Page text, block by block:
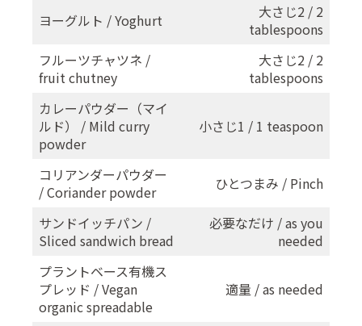
ヨーグルト / Yoghurt
大さじ2 / 2
tablespoons
フルーツチャツネ /
fruit chutney
大さじ2 / 2
tablespoons
カレーパウダー（マイ
ルド） / Mild curry
powder
小さじ1 / 1 teaspoon
コリアンダーパウダー
/ Coriander powder
ひとつまみ / Pinch
サンドイッチパン /
Sliced sandwich bread
必要なだけ / as you
needed
プラントベース有機ス
プレッド / Vegan
organic spreadable
適量 / as needed